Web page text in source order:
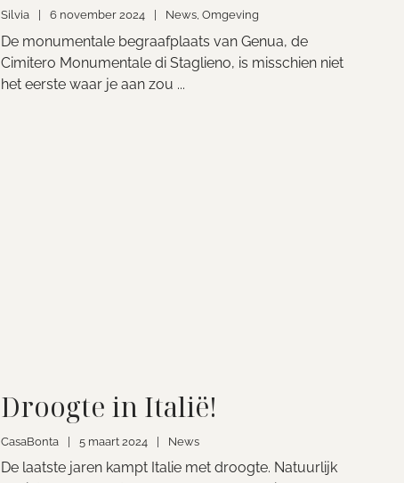
Silvia 6 november 2024 News, Omgeving
De monumentale begraafplaats van Genua, de
Cimitero Monumentale di Staglieno, is misschien niet
het eerste waar je aan zou ...
Droogte in Italië!
CasaBonta | 5 maart 2024 | News
De laatste jaren kampt Italie met droogte. Natuurlijk